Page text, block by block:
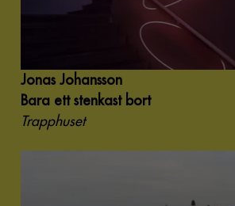
Jonas Johansson
Bara ett stenkast bort
Trapphuset